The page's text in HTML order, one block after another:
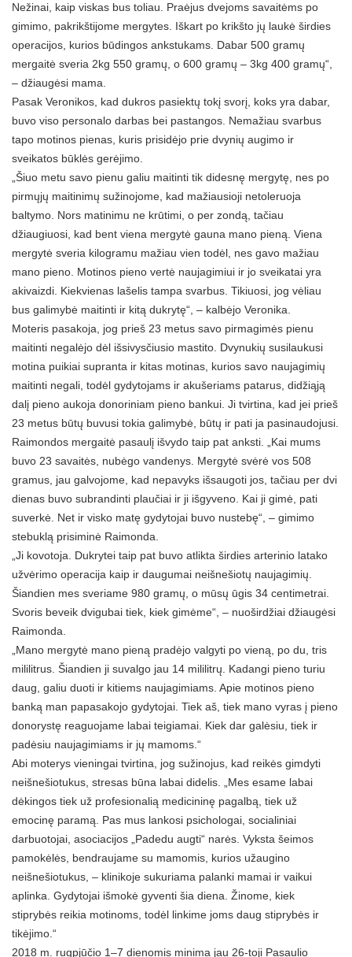
Nežinai, kaip viskas bus toliau. Praėjus dvejoms savaitėms po
gimimo, pakrikštijome mergytes. Iškart po krikšto jų laukė širdies
operacijos, kurios būdingos ankstukams. Dabar 500 gramų
mergaitė sveria 2kg 550 gramų, o 600 gramų – 3kg 400 gramų“,
– džiaugėsi mama.
Pasak Veronikos, kad dukros pasiektų tokį svorį, koks yra dabar,
buvo viso personalo darbas bei pastangos. Nemažiau svarbus
tapo motinos pienas, kuris prisidėjo prie dvynių augimo ir
sveikatos būklės gerėjimo.
„Šiuo metu savo pienu galiu maitinti tik didesnę mergytę, nes po
pirmųjų maitinimų sužinojome, kad mažiausioji netoleruoja
baltymo. Nors matinimu ne krūtimi, o per zondą, tačiau
džiaugiuosi, kad bent viena mergytė gauna mano pieną. Viena
mergytė sveria kilogramu mažiau vien todėl, nes gavo mažiau
mano pieno. Motinos pieno vertė naujagimiui ir jo sveikatai yra
akivaizdi. Kiekvienas lašelis tampa svarbus. Tikiuosi, jog vėliau
bus galimybė maitinti ir kitą dukrytę“, – kalbėjo Veronika.
Moteris pasakoja, jog prieš 23 metus savo pirmagimės pienu
maitinti negalėjo dėl išsivysčiusio mastito. Dvynukių susilaukusi
motina puikiai supranta ir kitas motinas, kurios savo naujagimių
maitinti negali, todėl gydytojams ir akušeriams patarus, didžiąją
dalį pieno aukoja donoriniam pieno bankui. Ji tvirtina, kad jei prieš
23 metus būtų buvusi tokia galimybė, būtų ir pati ja pasinaudojusi.
Raimondos mergaitė pasaulį išvydo taip pat anksti. „Kai mums
buvo 23 savaitės, nubėgo vandenys. Mergytė svėrė vos 508
gramus, jau galvojome, kad nepavyks išsaugoti jos, tačiau per dvi
dienas buvo subrandinti plaučiai ir ji išgyveno. Kai ji gimė, pati
suverkė. Net ir visko matę gydytojai buvo nustebę“, – gimimo
stebuklą prisiminė Raimonda.
„Ji kovotoja. Dukrytei taip pat buvo atlikta širdies arterinio latako
užvėrimo operacija kaip ir daugumai neišnešiotų naujagimių.
Šiandien mes sveriame 980 gramų, o mūsų ūgis 34 centimetrai.
Svoris beveik dvigubai tiek, kiek gimėme“, – nuoširdžiai džiaugėsi
Raimonda.
„Mano mergytė mano pieną pradėjo valgyti po vieną, po du, tris
mililitrus. Šiandien ji suvalgo jau 14 mililitrų. Kadangi pieno turiu
daug, galiu duoti ir kitiems naujagimiams. Apie motinos pieno
banką man papasakojo gydytojai. Tiek aš, tiek mano vyras į pieno
donorystę reaguojame labai teigiamai. Kiek dar galėsiu, tiek ir
padėsiu naujagimiams ir jų mamoms.“
Abi moterys vieningai tvirtina, jog sužinojus, kad reikės gimdyti
neišnešiotukus, stresas būna labai didelis. „Mes esame labai
dėkingos tiek už profesionalią medicininę pagalbą, tiek už
emocinę paramą. Pas mus lankosi psichologai, socialiniai
darbuotojai, asociacijos „Padedu augti“ narės. Vyksta šeimos
pamokėlės, bendraujame su mamomis, kurios užaugino
neišnešiotukus, – klinikoje sukuriama palanki mamai ir vaikui
aplinka. Gydytojai išmokė gyventi šia diena. Žinome, kiek
stiprybės reikia motinoms, todėl linkime joms daug stiprybės ir
tikėjimo.“
2018 m. rugpjūčio 1–7 dienomis minima jau 26-toji Pasaulio